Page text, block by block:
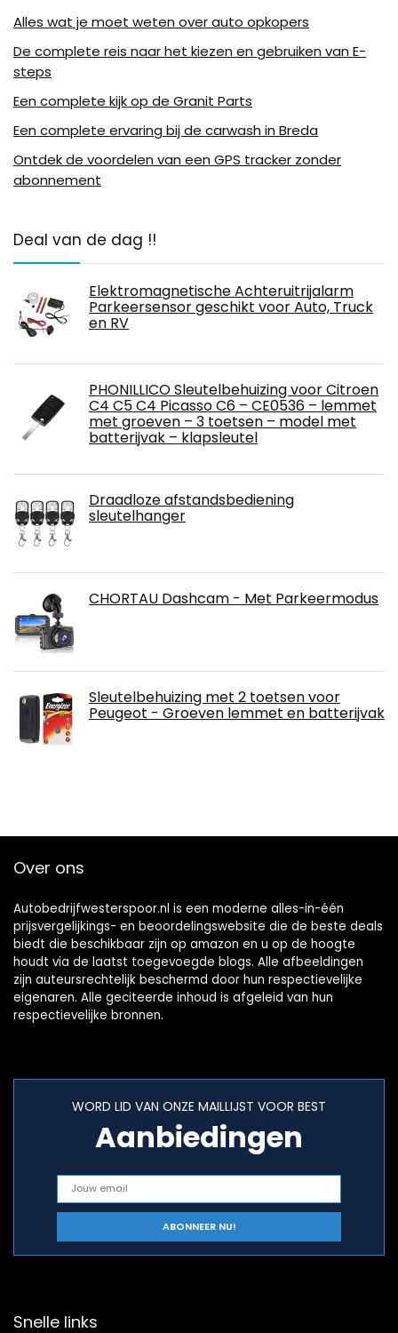
Alles wat je moet weten over auto opkopers
De complete reis naar het kiezen en gebruiken van E-
steps
Een complete kijk op de Granit Parts
Een complete ervaring bij de carwash in Breda
Ontdek de voordelen van een GPS tracker zonder
abonnement
Deal van de dag !!
Elektromagnetische Achteruitrijalarm
Parkeersensor geschikt voor Auto, Truck
en RV
PHONILLICO Sleutelbehuizing voor Citroen
C4 C5 C4 Picasso C6 – CE0536 – lemmet
met groeven – 3 toetsen – model met
batterijvak – klapsleutel
Draadloze afstandsbediening
sleutelhanger
CHORTAU Dashcam - Met Parkeermodus
Sleutelbehuizing met 2 toetsen voor
Peugeot - Groeven lemmet en batterijvak
Over ons
Autobedrijfwesterspoor.nl is een moderne alles-in-één
prijsvergelijkings- en beoordelingswebsite die de beste deals
biedt die beschikbaar zijn op amazon en u op de hoogte
houdt via de laatst toegevoegde blogs. Alle afbeeldingen
zijn auteursrechtelijk beschermd door hun respectievelijke
eigenaren. Alle geciteerde inhoud is afgeleid van hun
respectievelijke bronnen.
WORD LID VAN ONZE MAILLIJST VOOR BEST
Aanbiedingen
Snelle links